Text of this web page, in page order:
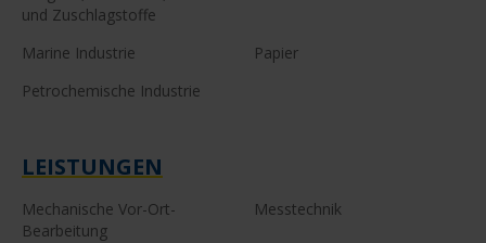
und Zuschlagstoffe
Marine Industrie
Papier
Petrochemische Industrie
LEISTUNGEN
Mechanische Vor-Ort-
Bearbeitung
Messtechnik